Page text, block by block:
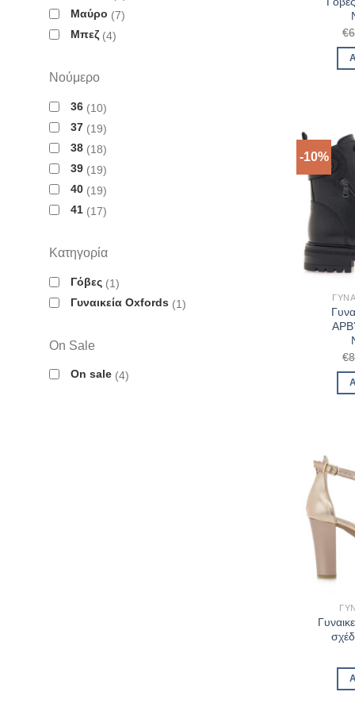
Μαύρο
7
Μπεζ 4
Νούμερο
36
10
37
19
38
18
39
19
40
19
41
17
Κατηγορία
Γόβες
1
Γυναικεία Oxfords
1
On Sale
On sale 4
€
-10%
€